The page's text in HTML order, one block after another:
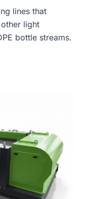
lines that
light
bottle streams.